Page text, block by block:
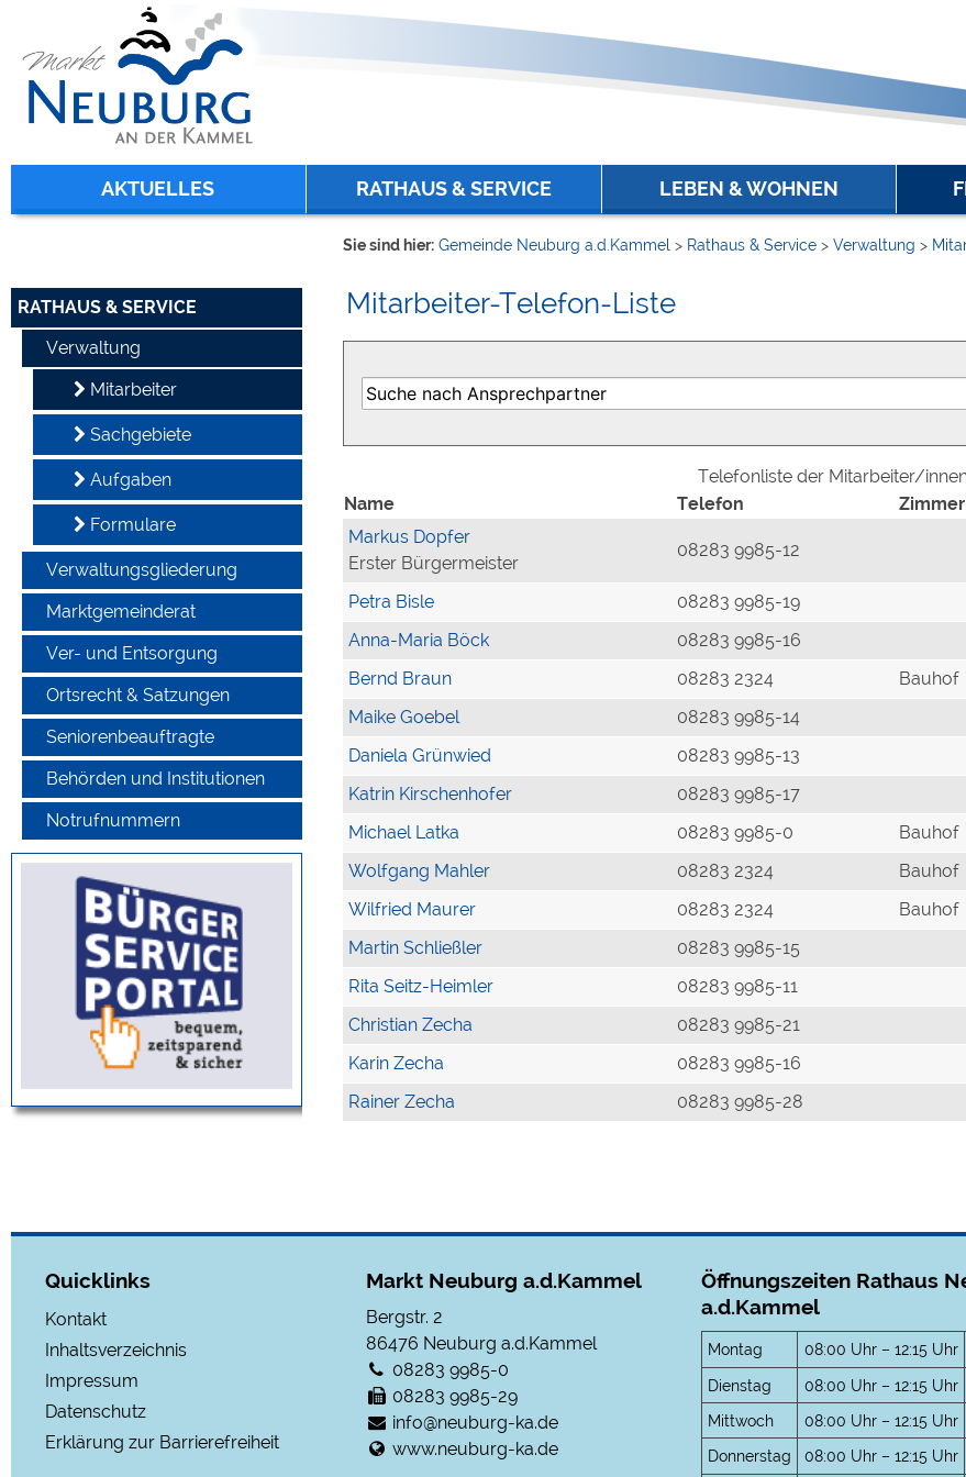
zur Navigation oder zur Startseitespringen.
AKTUELLES RATHAUS & SERVICE LEBEN & WOHNEN
RATHAUS & SERVICE
Verwaltung
Mitarbeiter
Sachgebiete
Aufgaben
Formulare
Verwaltungsgliederung
Marktgemeinderat
Ver- und Entsorgung
Ortsrecht & Satzungen
Seniorenbeauftragte
Behörden und Institutionen
Notrufnummern
Sie sind hier: Gemeinde Neuburg a.d.Kammel > Rathaus & Service > Verwaltung >
Mitarbeiter-Telefon-Liste
Telefonliste der Mitarbeiter/
Name
Telefon Zimmer
Markus Dopfer
Erster Bürgermeister
08283 9985-12
Petra Bisle 08283 9985-19
Anna-Maria Böck
08283 9985-16
Bernd Braun
08283 2324 Bauhof
Maike Goebel
08283 9985-14
Daniela Grünwied
08283 9985-13
Katrin Kirschenhofer
08283 9985-17
Michael Latka
08283 9985-0 Bauhof
Wolfgang Mahler
08283 2324 Bauhof
Wilfried Maurer
08283 2324 Bauhof
Martin Schließler
08283 9985-15
Rita Seitz-Heimler
08283 9985-11
Christian Zecha
08283 9985-21
Karin Zecha
08283 9985-16
Rainer Zecha
08283 9985-28
Quicklinks
Kontakt
Inhaltsverzeichnis
Impressum
Datenschutz
Erklärung zur Barrierefreiheit
Markt Neuburg a.d.Kammel
Bergstr. 2
86476 Neuburg a.d.Kammel
08283 9985-0
08283 9985-29
info@neuburg-ka.de
www.neuburg-ka.de
Öffnungszeiten Rathaus
a.d.Kammel
Montag 08:00 Uhr – 12:15 Uhr
Dienstag
08:00 Uhr – 12:15 Uhr
Mittwoch
08:00 Uhr – 12:15 Uhr
Donnerstag
08:00 Uhr – 12:15 Uhr